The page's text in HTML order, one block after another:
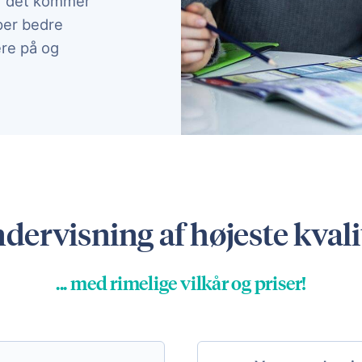
bedre
på og
i sin skolegang – så vi kan få genskabt
af højeste
... med rimelige vilkår og priser!